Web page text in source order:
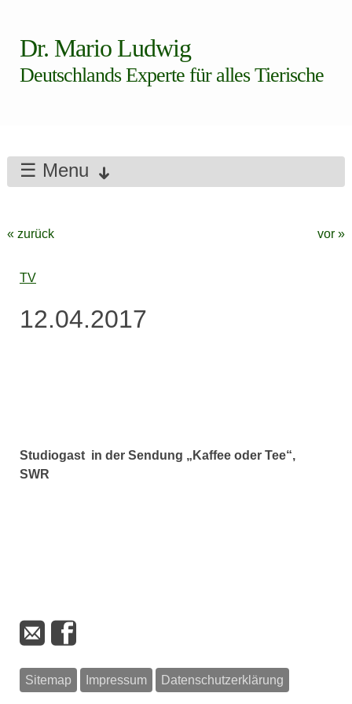
Dr. Mario Ludwig
Deutschlands Experte für alles Tierische
☰ Menu
« zurück vor »
TV
12.04.2017
Studiogast in der Sendung „Kaffee oder Tee“,
SWR
Sitemap Impressum Datenschutzerklärung